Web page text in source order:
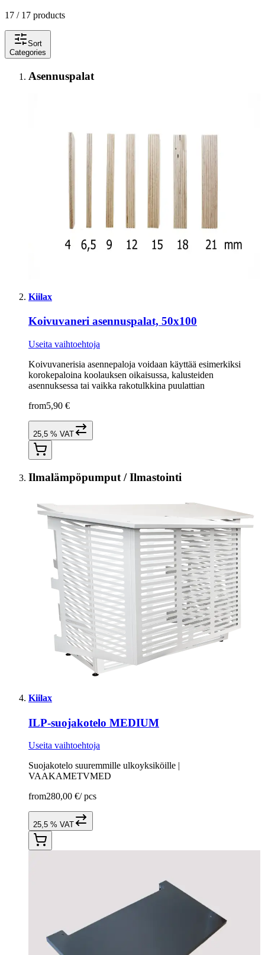
17 / 17 products
Sort
Categories
Asennuspalat
Kiilax
Koivuvaneri asennuspalat, 50x100
Useita vaihtoehtoja
Koivuvanerisia asennepaloja voidaan käyttää esimerkiksi
korokepaloina koolauksen oikaisussa, kalusteiden
asennuksessa tai vaikka rakotulkkina puulattian
from5,90 €
25,5 % VAT
Ilmalämpöpumput / Ilmastointi
Kiilax
ILP-suojakotelo MEDIUM
Useita vaihtoehtoja
Suojakotelo suuremmille ulkoyksiköille |
VAAKAMETVMED
from280,00 €/ pcs
25,5 % VAT